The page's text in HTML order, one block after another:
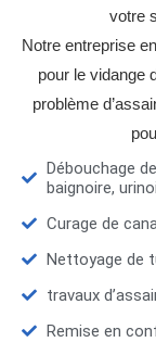
votre
Notre entreprise
pour le vidange
problème
Débouchage
baignoire,
Curage de
Nettoyage de
travaux
Remise en